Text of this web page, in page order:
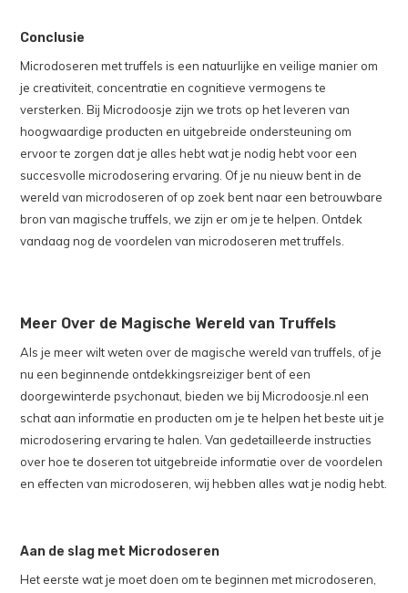
Conclusie
Microdoseren met truffels is een natuurlijke en veilige manier om
je creativiteit, concentratie en cognitieve vermogens te
versterken. Bij Microdoosje zijn we trots op het leveren van
hoogwaardige producten en uitgebreide ondersteuning om
ervoor te zorgen dat je alles hebt wat je nodig hebt voor een
succesvolle microdosering ervaring. Of je nu nieuw bent in de
wereld van microdoseren of op zoek bent naar een betrouwbare
bron van magische truffels, we zijn er om je te helpen. Ontdek
vandaag nog de voordelen van microdoseren met truffels.
Meer Over de Magische Wereld van Truffels
Als je meer wilt weten over de magische wereld van truffels, of je
nu een beginnende ontdekkingsreiziger bent of een
doorgewinterde psychonaut, bieden we bij Microdoosje.nl een
schat aan informatie en producten om je te helpen het beste uit je
microdosering ervaring te halen. Van gedetailleerde instructies
over hoe te doseren tot uitgebreide informatie over de voordelen
en effecten van microdoseren, wij hebben alles wat je nodig hebt.
Aan de slag met Microdoseren
Het eerste wat je moet doen om te beginnen met microdoseren,